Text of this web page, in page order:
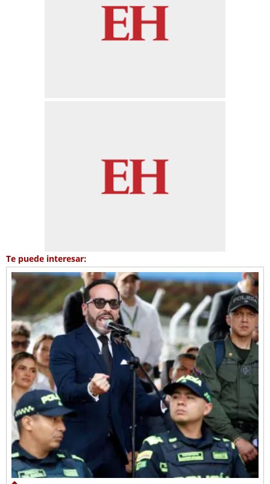
Te puede interesar: